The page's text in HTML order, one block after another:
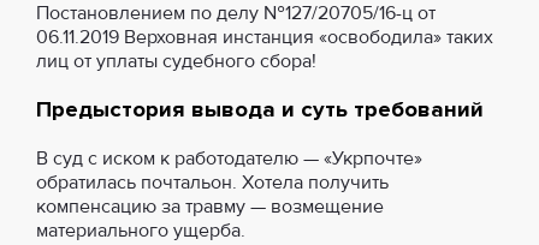
Постановлением по делу №127/20705/16-ц от
06.11.2019 Верховная инстанция «освободила» таких
лиц от уплаты судебного сбора!
Предыстория вывода и суть требований
В суд с иском к работодателю — «Укрпочте»
обратилась почтальон. Хотела получить
компенсацию за травму — возмещение
материального ущерба.